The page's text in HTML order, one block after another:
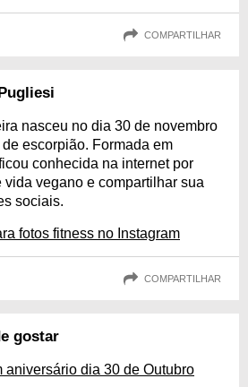
COMPARTILHAR
nasceu no dia 30 de novembro
escorpião. Formada em
conhecida na internet por
vida vegano e compartilhar sua
sociais.
fotos fitness no Instagram
COMPARTILHAR
gostar
aniversário dia 30 de Outubro